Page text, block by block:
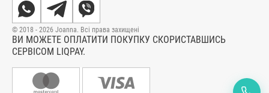
ВИ МОЖЕТЕ ОПЛАТИТИ ПОКУПКУ СКОРИСТАВШИСЬ
СЕРВІСОМ LIQPAY.
© 2018 - 2026 Joanna. Всі права захищені